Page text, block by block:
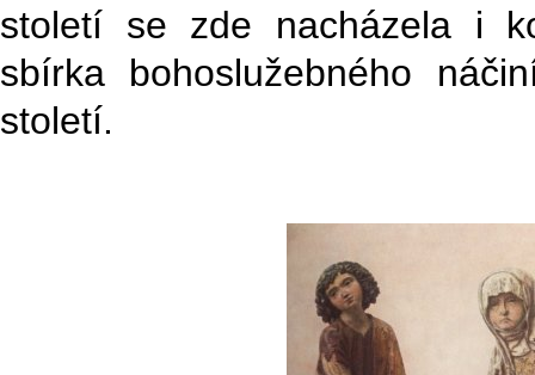
století se zde nacházela i
sbírka bohoslužebného
století.